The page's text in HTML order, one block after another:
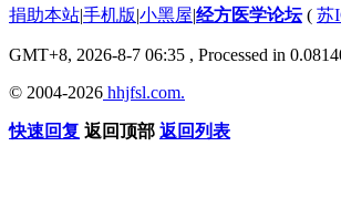
捐助本站|手机版|小黑屋|经方医学论坛( 苏
GMT+8, 2026-8-7 06:35 , Processed in
© 2004-2026 hhjfsl.com.
快速回复 返回顶部 返回列表